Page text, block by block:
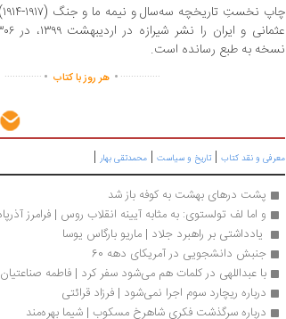
نسخه به طبع رسانده است.
...............
. هر روز با کتاب .
..............
معرفی و نقد کتاب | تاریخ و سیاست | محمدتقی بهار |
پشت درهای بهشت به کوفه باز شد
و اما لف تولستوی: به مثابه آیینه انقلاب روس | فرامرز
یادداشتی بر راهبرد جلاد | ماریو بارگاس یوسا
جنبش دانشجویی در آمریکای دهه 60
با عبداللهی در کلمات هم می‌شود سفر کرد | فاطمه صناعتیان
درباره ریچارد سوم اجرا نمی‌شود | فرزاد قرائتی
درباره سرگذشت فکری شاهرخ مسکوب | شیما بهره‌مند